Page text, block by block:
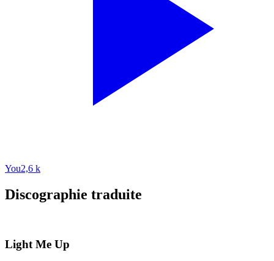
You2,6 k
Discographie traduite
Light Me Up